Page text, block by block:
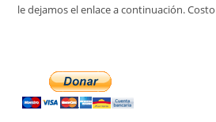
le dejamos el enlace a continuación. Costo